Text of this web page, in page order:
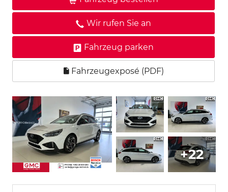
Wir rufen Sie an
Fahrzeug parken
Fahrzeugexposé (PDF)
+22